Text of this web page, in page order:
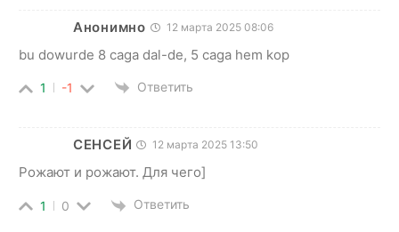
Анонимно 12 марта 2025 08:06
bu dowurde 8 caga dal-de, 5 caga hem kop
1 -1 Ответить
СЕНСЕЙ 12 марта 2025 13:50
Рожают и рожают. Для чего]
1 0 Ответить